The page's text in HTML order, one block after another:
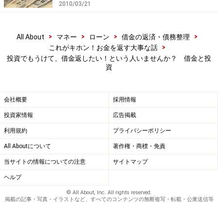
2010/03/21
All About > マネー > ローン > 借金の返済・債務整理
>
これがキホン！お金を返す大事な話
>
投資でもうけて、借金返したい！という人いませんか？ 借金と投
資
会社概要 採用情報
投資家情報 広告掲載
利用規約 プライバシーポリシー
All Aboutについて 著作権・商標・免責
当サイトの情報についての注意 サイトマップ
ヘルプ
© All About, Inc. All rights reserved.
掲載の記事・写真・イラストなど、すべてのコンテンツの無断複写・転載・公衆送信等